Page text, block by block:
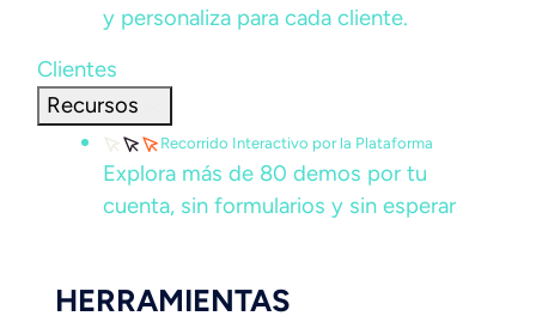
y personaliza para cada cliente.
Clientes
Recursos
Recorrido Interactivo por la Plataforma
Explora más de 80 demos por tu
cuenta, sin formularios y sin esperar
HERRAMIENTAS